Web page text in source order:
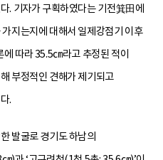
. 기자가 구획하였다는 기전箕田에
지는지에 대해서 일제강점기 이후
따라 35.5㎝라고 추정된 적이
부정적인 견해가 제기되고
.
발굴로 경기도 하남의